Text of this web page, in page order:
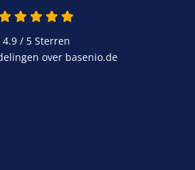
4.9 van 5
4.9 / 5Sterren
over basenio.de